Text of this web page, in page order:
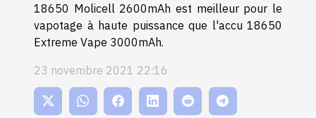
18650 Molicell 2600mAh est meilleur pour le
vapotage à haute puissance que l'accu 18650
Extreme Vape 3000mAh.
23 novembre 2021 22:16